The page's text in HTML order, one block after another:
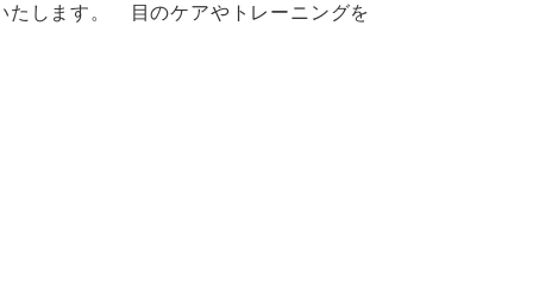
たします。 目のケアやトレーニングを